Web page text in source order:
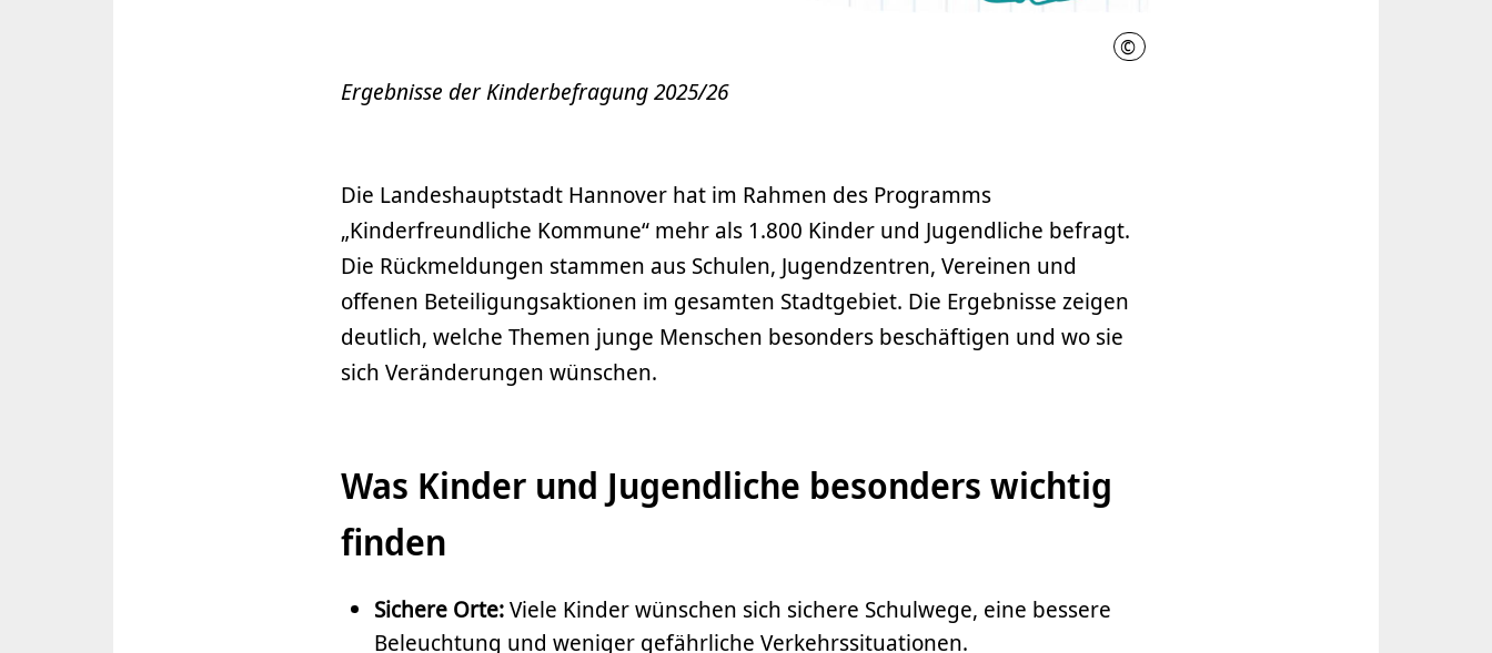
© FB Jugend & Familie
Ergebnisse der Kinderbefragung 2025/26
Die Landeshauptstadt Hannover hat im Rahmen des Programms
„Kinderfreundliche Kommune“ mehr als 1.800 Kinder und Jugendliche befragt.
Die Rückmeldungen stammen aus Schulen, Jugendzentren, Vereinen und
offenen Beteiligungsaktionen im gesamten Stadtgebiet. Die Ergebnisse zeigen
deutlich, welche Themen junge Menschen besonders beschäftigen und wo sie
sich Veränderungen wünschen.
Was Kinder und Jugendliche besonders wichtig
finden
Sichere Orte:Viele Kinder wünschen sich sichere Schulwege, eine bessere
Beleuchtung und weniger gefährliche Verkehrssituationen.